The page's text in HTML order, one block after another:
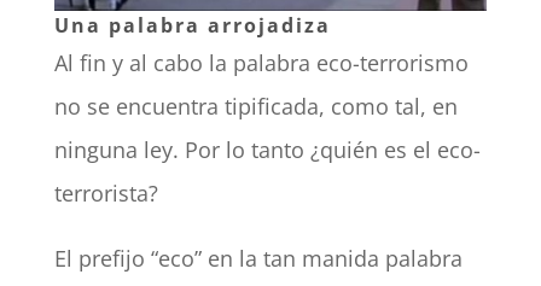
Una palabra arrojadiza
Al fin y al cabo la palabra eco-terrorismo
no se encuentra tipificada, como tal, en
ninguna ley. Por lo tanto ¿quién es el eco-
terrorista?
El prefijo “eco” en la tan manida palabra